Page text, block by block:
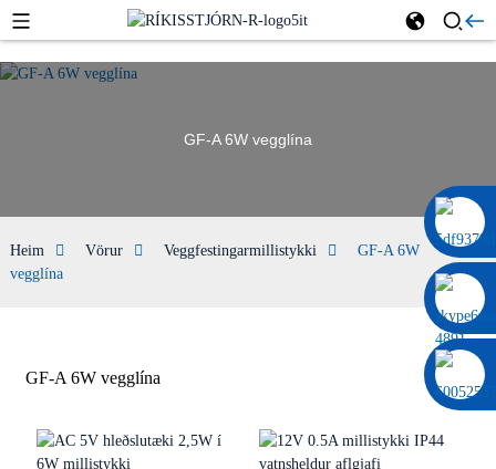
0086 13322920697
GF-A 6W vegglína
Heim Vörur Veggfestingarmillistykki
GF-A 6W
vegglína
GF-A 6W vegglína